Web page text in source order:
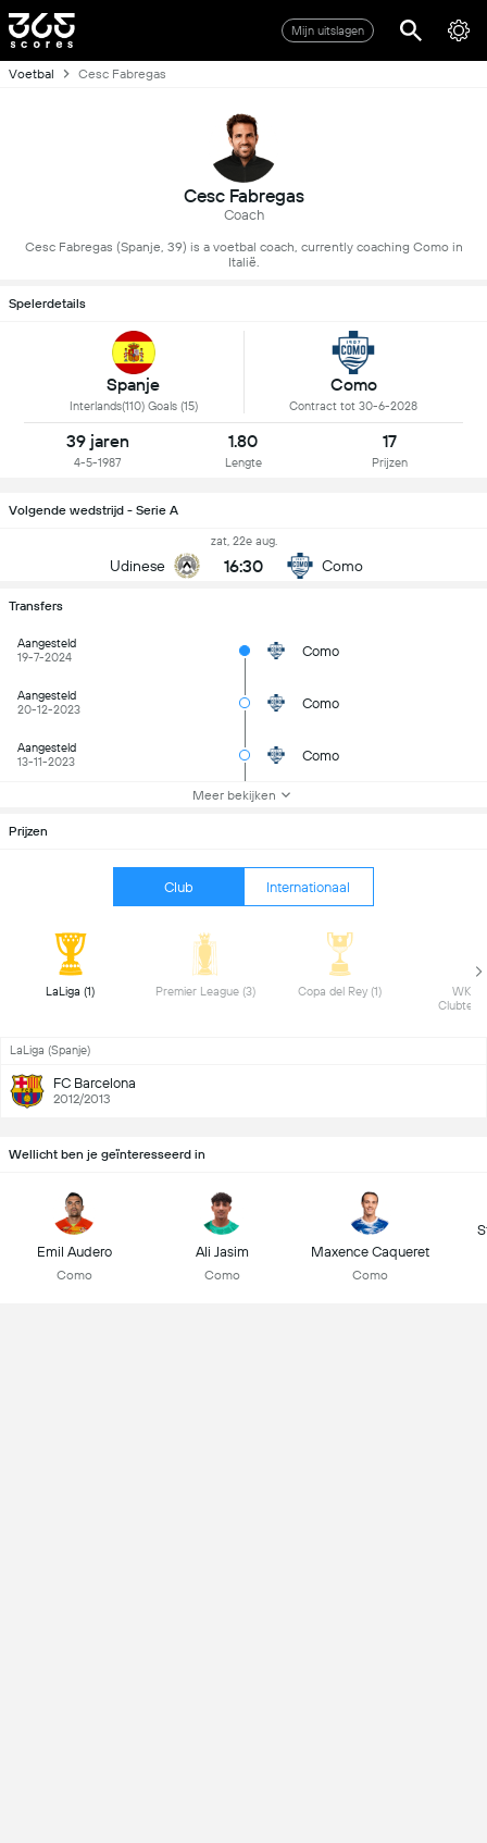
Mijn uitslagen
Voetbal Cesc Fabregas
Cesc Fabregas
Coach
Cesc Fabregas (Spanje, 39) is a voetbal coach, currently coaching Como in
Italië.
Spelerdetails
Spanje
Interlands(110) Goals (15)
Como
Contract tot 30-6-2028
39 jaren
4-5-1987
1.80
Lengte
17
Prijzen
Volgende wedstrijd - Serie A
Udinese
zat, 22e aug.
16:30 Como
Transfers
Aangesteld
19-7-2024
Como
Aangesteld
20-12-2023
Como
Aangesteld
13-11-2023
Como
Meer bekijken
Prijzen
Club Internationaal
Premier League (3) WK
LaLiga (Spanje)
FC Barcelona
2012/2013
Wellicht ben je geïnteresseerd in
Emil Audero
Como
Ali Jasim
Como
Maxence Caqueret
Como